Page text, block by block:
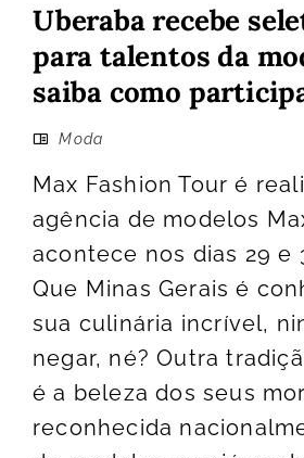
Uberaba recebe
para talentos da
saiba como
Moda
Max Fashion Tour é
agência de modelos
acontece nos dias 29 e
Que Minas Gerais é
sua culinária incrível,
negar, né? Outra
é a beleza dos seus
reconhecida